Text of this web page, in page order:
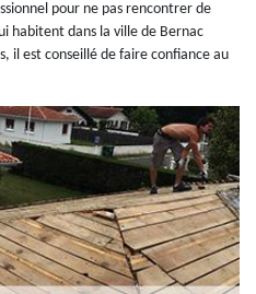
pour ne pas rencontrer de
habitent dans la ville de Bernac
il est conseillé de faire confiance au